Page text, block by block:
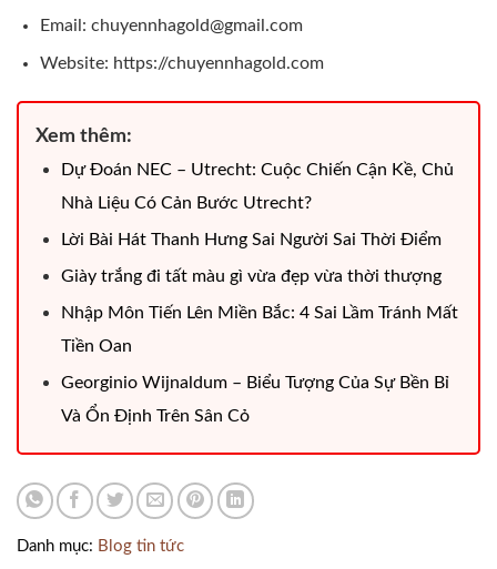
Email: chuyennhagold@gmail.com
Website: https://chuyennhagold.com
Xem thêm:
Dự Đoán NEC – Utrecht: Cuộc Chiến Cận Kề, Chủ
Nhà Liệu Có Cản Bước Utrecht?
Lời Bài Hát Thanh Hưng Sai Người Sai Thời Điểm
Giày trắng đi tất màu gì​ vừa đẹp vừa thời thượng
Nhập Môn Tiến Lên Miền Bắc: 4 Sai Lầm Tránh Mất
Tiền Oan
Georginio Wijnaldum – Biểu Tượng Của Sự Bền Bỉ
Và Ổn Định Trên Sân Cỏ
Danh mục: Blog tin tức